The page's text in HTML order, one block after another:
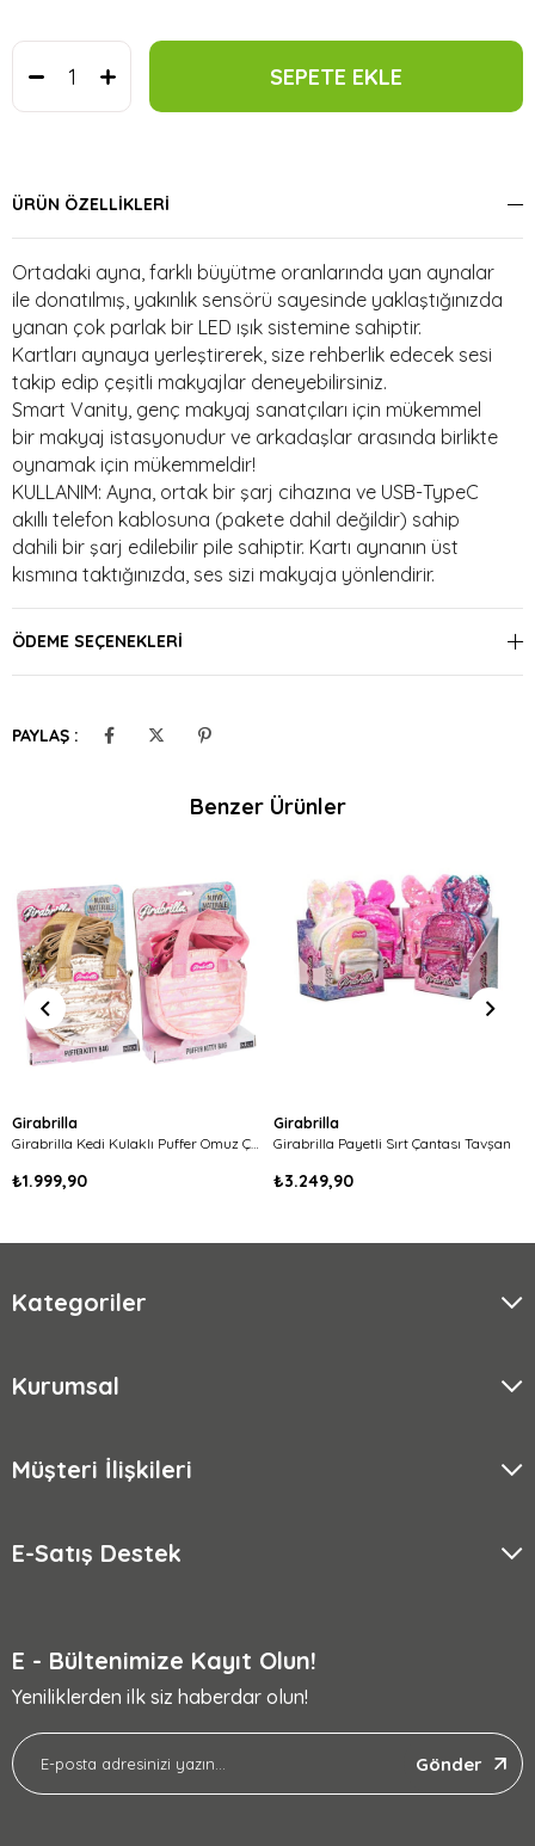
ÜRÜN ÖZELLIKLERI
Ortadaki ayna, farklı büyütme oranlarında yan aynalar
ile donatılmış, yakınlık sensörü sayesinde yaklaştığınızda
yanan çok parlak bir LED ışık sistemine sahiptir.
Kartları aynaya yerleştirerek, size rehberlik edecek sesi
takip edip çeşitli makyajlar deneyebilirsiniz.
Smart Vanity, genç makyaj sanatçıları için mükemmel
bir makyaj istasyonudur ve arkadaşlar arasında birlikte
oynamak için mükemmeldir!
KULLANIM: Ayna, ortak bir şarj cihazına ve USB-TypeC
akıllı telefon kablosuna (pakete dahil değildir) sahip
dahili bir şarj edilebilir pile sahiptir. Kartı aynanın üst
kısmına taktığınızda, ses sizi makyaja yönlendirir.
Talimatlar 5 dilde mevcuttur, dili değiştirmek için aynanın
üst kısmında bir düğme vardır; İstenilen dil seçilene
kadar sırayla basın.
test edilmiştir.
ÖDEME SEÇENEKLERI
PAYLAŞ :
Benzer Ürünler
Girabrilla
Girabrilla Kedi Kulaklı Puffer Omuz Çantası
₺1.999,90
Girabrilla
Girabrilla Payetli Sırt Çantası Tavşan
₺3.249,90
Kategoriler
Kurumsal
Müşteri İlişkileri
E-Satış Destek
E - Bültenimize Kayıt Olun!
Yeniliklerden ilk siz haberdar olun!
Gönder